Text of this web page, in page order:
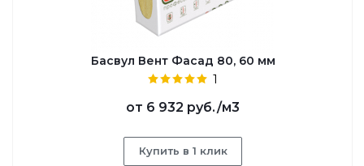
Басвул Вент Фасад 80, 60 мм
1
от 6 932 руб./м3
Купить в 1 клик